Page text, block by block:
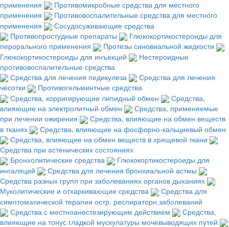
применения
Противомикробные средства для местного
применения
Противовоспалительные средства для местного
применения
Сосудосуживающие средства
Противопростудные препараты
Глюкокортикостероиды для
перорального применения
Протезы синовиальной жидкости
Глюкокортикостероиды для инъекций
Нестероидные
противовоспалительные средства
Средства для лечения педикулеза
Средства для лечения
чесотки
Противогельминтные средства
Средства, корригирующие липидный обмен
Средства,
влияющие на электролитный обмен
Средства, применяемые
при лечении ожирения
Средства, влияющие на обмен веществ
в тканях
Средства, влияющие на фосфорно-кальциевый обмен
Средства, влияющие на обмен веществ в хрящевой ткани
Средства при астенических состояниях
Бронхолитические средства
Глюкокортикостероиды для
ингаляций
Средства для лечения бронхиальной астмы
Средства разных групп при заболеваниях органов дыханиях
Муколитические и отхаркивающие средства
Средства для
симптоматической терапии остр. респираторн.заболеваний
Средства с местноанестезирующим действием
Средства,
влияющие на тонус гладкой мускулатуры мочевыводящих путей